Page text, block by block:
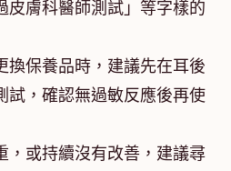
皮膚科醫師測試」等字樣的
換保養品時，建議先在耳後
試，確認無過敏反應後再使
，或持續沒有改善，建議尋